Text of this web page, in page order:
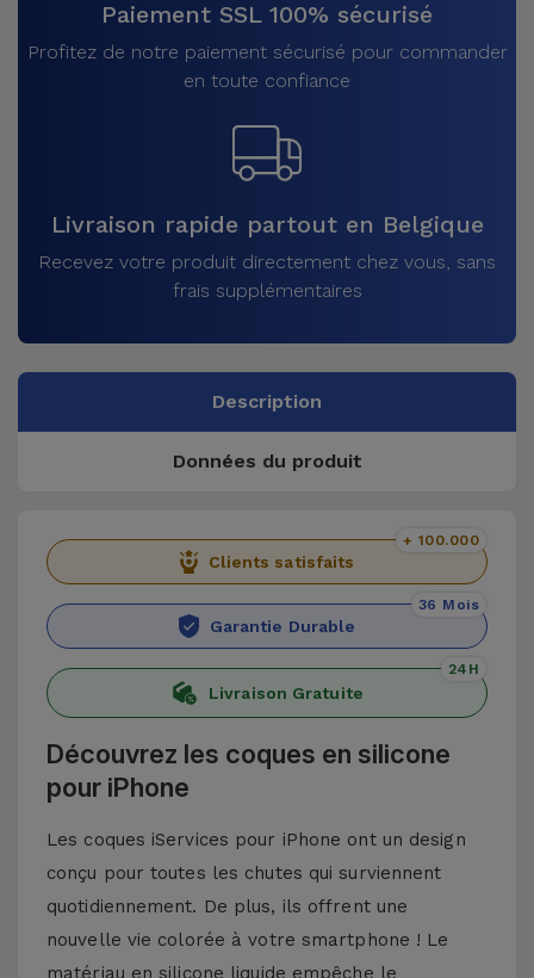
Paiement SSL 100% sécurisé
Profitez de notre paiement sécurisé pour commander
en toute confiance
Livraison rapide partout en Belgique
Recevez votre produit directement chez vous, sans
frais supplémentaires
Description
Données du produit
Clients satisfaits
+ 100.000
Garantie Durable
36 Mois
Livraison Gratuite
24H
Découvrez les coques en silicone
pour iPhone
Les coques iServices pour iPhone ont un design
conçu pour toutes les chutes qui surviennent
quotidiennement. De plus, ils offrent une
nouvelle vie colorée à votre smartphone ! Le
matériau en silicone liquide empêche le